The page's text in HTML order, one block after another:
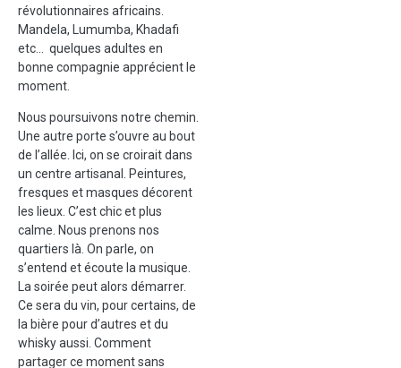
révolutionnaires africains.
Mandela, Lumumba, Khadafi
etc… quelques adultes en
bonne compagnie apprécient le
moment.
Nous poursuivons notre chemin.
Une autre porte s’ouvre au bout
de l’allée. Ici, on se croirait dans
un centre artisanal. Peintures,
fresques et masques décorent
les lieux. C’est chic et plus
calme. Nous prenons nos
quartiers là. On parle, on
s’entend et écoute la musique.
La soirée peut alors démarrer.
Ce sera du vin, pour certains, de
la bière pour d’autres et du
whisky aussi. Comment
partager ce moment sans